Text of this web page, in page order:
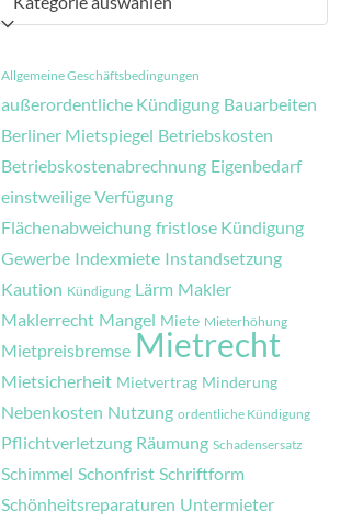
Allgemeine Geschäftsbedingungen
außerordentliche Kündigung Bauarbeiten
Berliner Mietspiegel Betriebskosten
Betriebskostenabrechnung Eigenbedarf
einstweilige Verfügung
Flächenabweichung fristlose Kündigung
Gewerbe Indexmiete Instandsetzung
Kaution Kündigung Lärm Makler
Maklerrecht Mangel Miete Mieterhöhung
Mietpreisbremse Mietrecht
Mietsicherheit Mietvertrag Minderung
Nebenkosten Nutzung ordentliche Kündigung
Pflichtverletzung Räumung Schadensersatz
Schimmel Schonfrist Schriftform
Schönheitsreparaturen Untermieter